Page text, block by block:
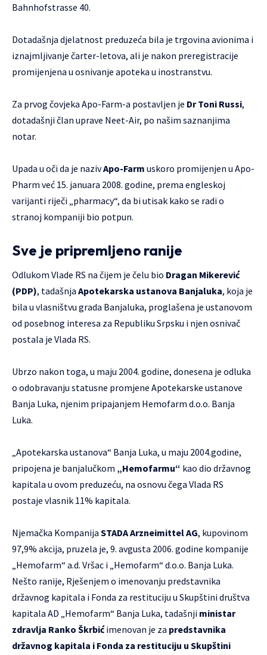
Bahnhofstrasse 40.
Dotadašnja djelatnost preduzeća bila je trgovina avionima i
iznajmljivanje čarter-letova, ali je nakon preregistracije
promijenjena u osnivanje apoteka u inostranstvu.
Za prvog čovjeka Apo-Farm-a postavljen je Dr Toni Russi,
dotadašnji član uprave Neet-Air, po našim saznanjima
notar.
Upada u oči da je nazivApo-Farm uskoro promijenjen u Apo-
Pharm već 15. januara 2008. godine, prema engleskoj
varijanti riječi „pharmacy“, da bi utisak kako se radi o
stranoj kompaniji bio potpun.
Sve je pripremljeno ranije
Odlukom Vlade RS na čijem je čelu bio Dragan Mikerević
(PDP), tadašnja Apotekarska ustanova Banjaluka, koja je
bila u vlasništvu grada Banjaluka, proglašena je ustanovom
od posebnog interesa za Republiku Srpsku i njen osnivač
postala je Vlada RS.
Ubrzo nakon toga, u maju 2004. godine, donesena je odluka
o odobravanju statusne promjene Apotekarske ustanove
Banja Luka, njenim pripajanjem Hemofarm d.o.o. Banja
Luka.
„Apotekarska ustanova“ Banja Luka, u maju 2004.godine,
pripojena je banjalučkom „Hemofarmu“ kao dio državnog
kapitala u ovom preduzeću, na osnovu čega Vlada RS
postaje vlasnik 11% kapitala.
Njemačka Kompanija STADA Arzneimittel AG, kupovinom
97,9% akcija, pruzela je, 9. avgusta 2006. godine kompanije
„Hemofarm“ a.d. Vršac i „Hemofarm“ d.o.o. Banja Luka.
Nešto ranije, Rješenjem o imenovanju predstavnika
državnog kapitala i Fonda za restituciju u Skupštini društva
kapitala AD „Hemofarm“ Banja Luka, tadašnji ministar
zdravlja Ranko Škrbićimenovan je za predstavnika
državnog kapitala i Fonda za restituciju u Skupštini